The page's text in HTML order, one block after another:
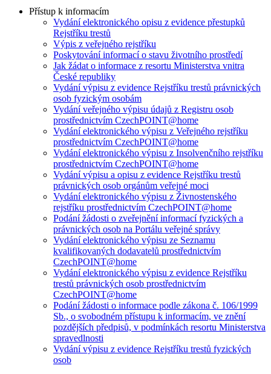
Přístup k informacím
Vydání elektronického opisu z evidence přestupků
Rejstříku trestů
Výpis z veřejného rejstříku
Poskytování informací o stavu životního prostředí
Jak žádat o informace z resortu Ministerstva vnitra
České republiky
Vydání výpisu z evidence Rejstříku trestů právnických
osob fyzickým osobám
Vydání veřejného výpisu údajů z Registru osob
prostřednictvím CzechPOINT@home
Vydání elektronického výpisu z Veřejného rejstříku
prostřednictvím CzechPOINT@home
Vydání elektronického výpisu z Insolvenčního rejstříku
prostřednictvím CzechPOINT@home
Vydání výpisu a opisu z evidence Rejstříku trestů
právnických osob orgánům veřejné moci
Vydání elektronického výpisu z Živnostenského
rejstříku prostřednictvím CzechPOINT@home
Podání žádosti o zveřejnění informací fyzických a
právnických osob na Portálu veřejné správy
Vydání elektronického výpisu ze Seznamu
kvalifikovaných dodavatelů prostřednictvím
CzechPOINT@home
Vydání elektronického výpisu z evidence Rejstříku
trestů právnických osob prostřednictvím
CzechPOINT@home
Podání žádosti o informace podle zákona č. 106/1999
Sb., o svobodném přístupu k informacím, ve znění
pozdějších předpisů, v podmínkách resortu Ministerstva
spravedlnosti
Vydání výpisu z evidence Rejstříku trestů fyzických
osob